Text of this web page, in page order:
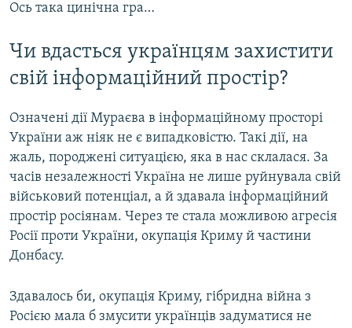
Ось така цинічна гра…
Чи вдасться українцям захистити
свій інформаційний простір?
Означені дії Мураєва в інформаційному просторі
України аж ніяк не є випадковістю. Такі дії, на
жаль, породжені ситуацією, яка в нас склалася. За
часів незалежності Україна не лише руйнувала свій
військовий потенціал, а й здавала інформаційний
простір росіянам. Через те стала можливою агресія
Росії проти України, окупація Криму й частини
Донбасу.
Здавалось би, окупація Криму, гібридна війна з
Росією мала б змусити українців задуматися не